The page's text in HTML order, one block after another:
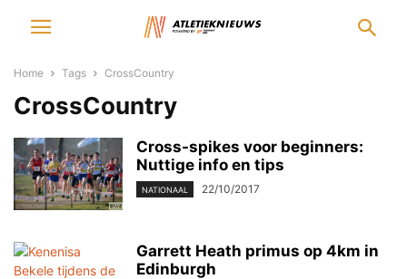
Home Tags CrossCountry
CrossCountry
Cross-spikes voor beginners:
Nuttige info en tips
NATIONAAL 22/10/2017
Garrett Heath primus op 4km in
Edinburgh